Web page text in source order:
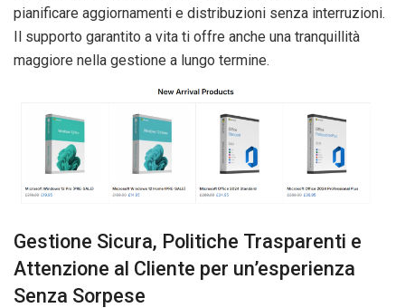
pianificare aggiornamenti e distribuzioni senza interruzioni.
Il supporto garantito a vita ti offre anche una tranquillità
maggiore nella gestione a lungo termine.
Gestione Sicura, Politiche Trasparenti e
Attenzione al Cliente per un’esperienza
Senza Sorpese